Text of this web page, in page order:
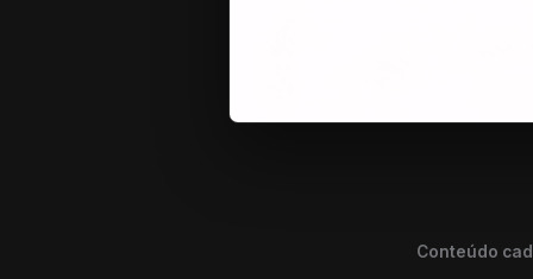
Conteúdo